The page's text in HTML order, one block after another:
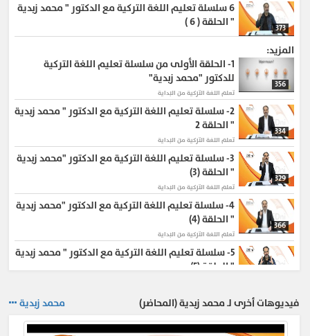
373
6سلسلة تعليم اللغة التركية مع الدكتور " محمد زبدية
" الحلقة ( 6 )
المزيد:
356
1- الحلقة الأولى من سلسلة تعليم اللغة التركية
للدكتور "محمد زبدية"
تعلم اللغة التركية من البداية
334
2- سلسلة تعليم اللغة التركية مع الدكتور " محمد زبدية
" الحلقة 2
تعلم اللغة التركية من البداية
329
3- سلسلة تعليم اللغة التركية مع الدكتور "محمد زبدية
" الحلقة (3)
تعلم اللغة التركية من البداية
366
4- سلسلة تعليم اللغة التركية مع الدكتور "محمد زبدية
" الحلقة (4)
تعلم اللغة التركية من البداية
5- سلسلة تعليم اللغة التركية مع الدكتور " محمد زبدية
" الحلقة (5)
370
6- سلسلة تعليم اللغة التركية مع الدكتور " محمد
زبدية " الحلقة ( 6 )
فيديوهات أخرى لـ محمد زبدية (المحاضر) محمد زبدية